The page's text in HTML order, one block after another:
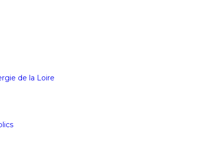
de la Loire